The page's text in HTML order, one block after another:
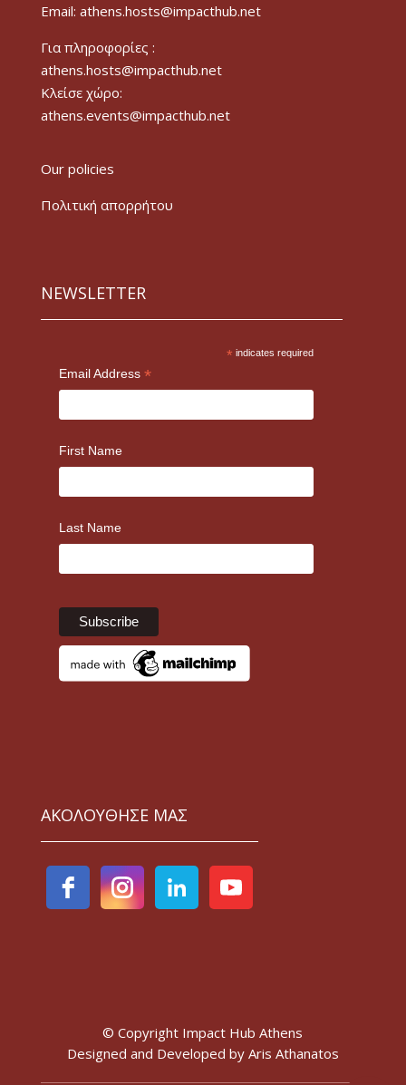
Email: athens.hosts@impacthub.net
Για πληροφορίες :
athens.hosts@impacthub.net
Κλείσε χώρο:
athens.events@impacthub.net
Our policies
Πολιτική απορρήτου
NEWSLETTER
* indicates required
Email Address *
First Name
Last Name
ΑΚΟΛΟΥΘΗΣΕ ΜΑΣ
© Copyright Impact Hub Athens
Designed and Developed by Aris Athanatos